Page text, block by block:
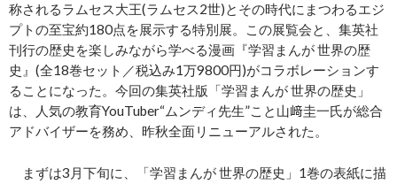
称されるラムセス大王(ラムセス2世)とその時代にまつわるエジ
プトの至宝約180点を展示する特別展。この展覧会と、集英社
刊行の歴史を楽しみながら学べる漫画『学習まんが 世界の歴
史』(全18巻セット／税込み1万9800円)がコラボレーションす
ることになった。今回の集英社版「学習まんが 世界の歴史」
は、人気の教育YouTuber“ムンディ先生”こと山﨑圭一氏が総合
アドバイザーを務め、昨秋全面リニューアルされた。
まずは3月下旬に、「学習まんが 世界の歴史」1巻の表紙に描